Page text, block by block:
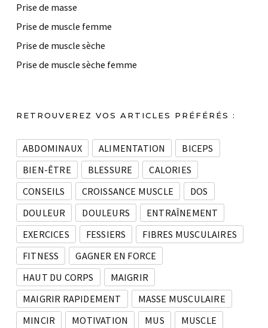
Prise de masse
Prise de muscle femme
Prise de muscle sèche
Prise de muscle sèche femme
RETROUVEREZ VOS ARTICLES PRÉFÉRÉS :
ABDOMINAUX ALIMENTATION
BICEPS
BIEN-ÊTRE
BLESSURE
CALORIES
CONSEILS
CROISSANCE MUSCLE
DOS
DOULEUR
DOULEURS
ENTRAÎNEMENT
EXERCICES
FESSIERS
FIBRES MUSCULAIRES
FITNESS
GAGNER EN FORCE
HAUT DU CORPS
MAIGRIR
MAIGRIR RAPIDEMENT
MASSE MUSCULAIRE
MINCIR
MOTIVATION MUS
MUSCLE